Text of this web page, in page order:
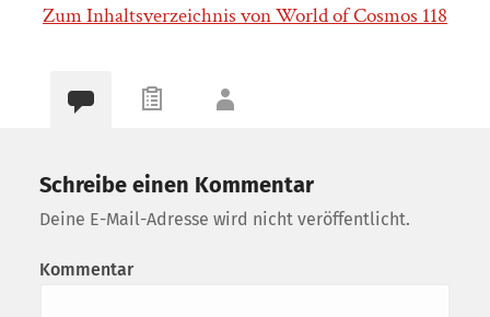
Zum Inhaltsverzeichnis von World of Cosmos 118
Schreibe einen Kommentar
Deine E-Mail-Adresse wird nicht veröffentlicht.
Kommentar